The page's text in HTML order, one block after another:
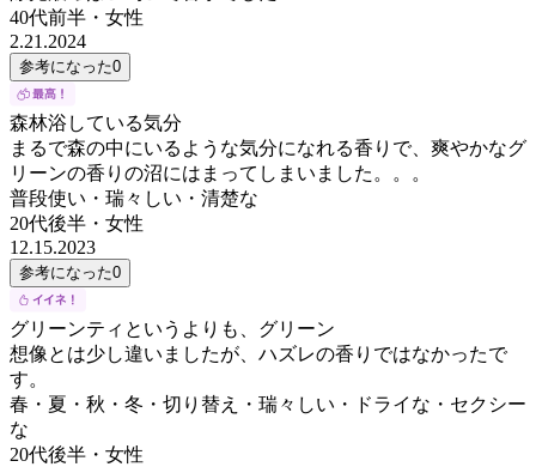
40代前半 ・ 女性
2.21.2024
参考になった0
森林浴している気分
まるで森の中にいるような気分になれる香りで、爽やかなグ
リーンの香りの沼にはまってしまいました。。。
普段使い・瑞々しい・清楚な
20代後半 ・ 女性
12.15.2023
参考になった0
グリーンティというよりも、グリーン
想像とは少し違いましたが、ハズレの香りではなかったで
す。
春・夏・秋・冬・切り替え・瑞々しい・ドライな・セクシー
な
20代後半 ・ 女性